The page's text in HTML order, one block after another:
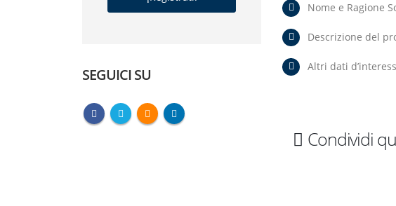
Nome e Ragione
Descrizione del
Altri dati
Condividi
SEGUICI SU